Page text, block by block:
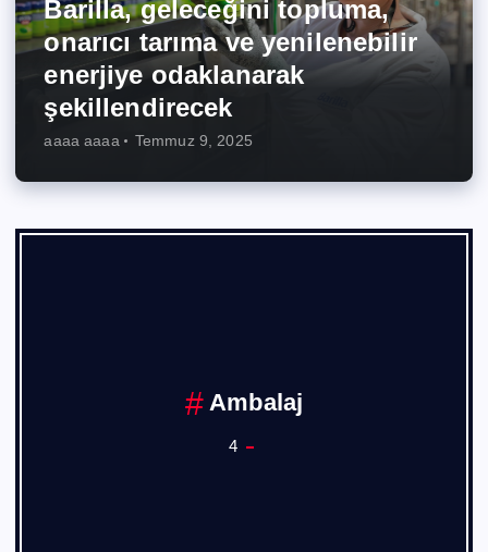
Barilla, geleceğini topluma,
onarıcı tarıma ve yenilenebilir
enerjiye odaklanarak
şekillendirecek
aaaa aaaa Temmuz 9, 2025
Ambalaj
4